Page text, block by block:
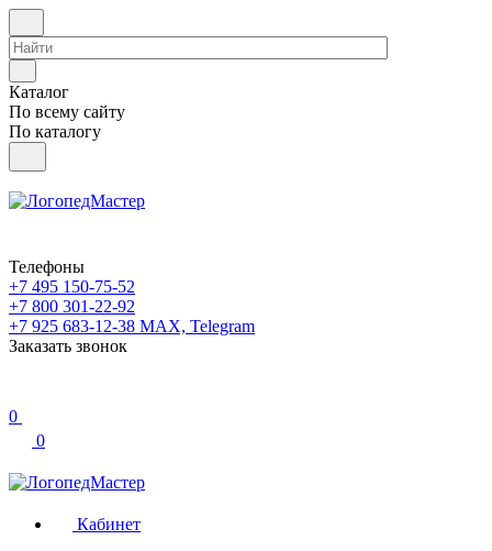
Каталог
По всему сайту
По каталогу
Телефоны
+7 495 150-75-52
+7 800 301-22-92
+7 925 683-12-38 MAX, Telegram
Заказать звонок
0
0
Кабинет